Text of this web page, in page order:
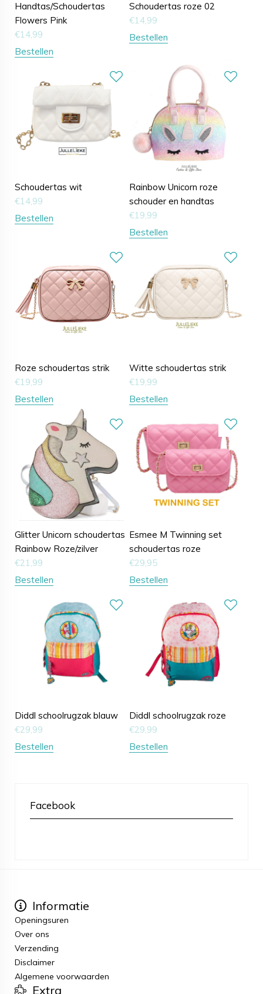
Handtas/Schoudertas
Flowers Pink
€14,99
Bestellen
Schoudertas roze 02
€14,99
Bestellen
Schoudertas wit
€14,99
Bestellen
Rainbow Unicorn roze
schouder en handtas
€19,99
Bestellen
Roze schoudertas strik
€19,99
Bestellen
Witte schoudertas strik
€19,99
Bestellen
Glitter Unicorn schoudertas
Rainbow Roze/zilver
€21,99
Bestellen
Esmee M Twinning set
schoudertas roze
€29,95
Bestellen
Diddl schoolrugzak blauw
€29,99
Bestellen
Diddl schoolrugzak roze
€29,99
Bestellen
Facebook
Informatie
Openingsuren
Over ons
Verzending
Disclaimer
Algemene voorwaarden
Extra